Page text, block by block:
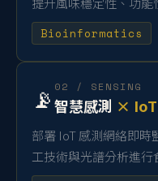
提升風味穩定性、功能
Bioinformatics
📡 02 / SENSING
智慧感測 × IoT
部署 IoT 感測網絡即
工技術與光譜分析進行